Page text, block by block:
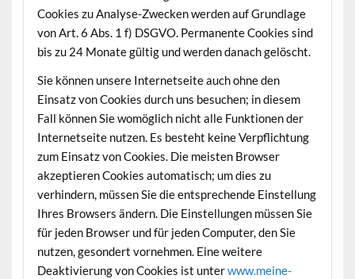
Cookies zu Analyse-Zwecken werden auf Grundlage
von Art. 6 Abs. 1 f) DSGVO. Permanente Cookies sind
bis zu 24 Monate gültig und werden danach gelöscht.
Sie können unsere Internetseite auch ohne den
Einsatz von Cookies durch uns besuchen; in diesem
Fall können Sie womöglich nicht alle Funktionen der
Internetseite nutzen. Es besteht keine Verpflichtung
zum Einsatz von Cookies. Die meisten Browser
akzeptieren Cookies automatisch; um dies zu
verhindern, müssen Sie die entsprechende Einstellung
Ihres Browsers ändern. Die Einstellungen müssen Sie
für jeden Browser und für jeden Computer, den Sie
nutzen, gesondert vornehmen. Eine weitere
Deaktivierung von Cookies ist unterwww.meine-